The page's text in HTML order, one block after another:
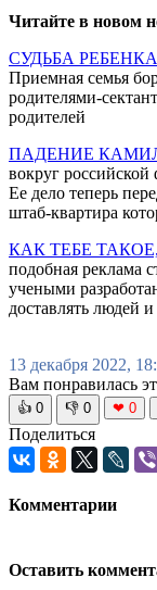
Читайте в новом
СУДЬБА
Приемная семья
родителями-
родителей
ПАДЕНИЕ
вокруг
Ее дело теперь
штаб-квартира
КАК ТЕБЕ
подобная реклама
учеными
доставлять людей
13 декабря 2022,
Вам понравилась
👍 0 👎 0 ❤ 0
Поделиться
Комментарии
Оставить